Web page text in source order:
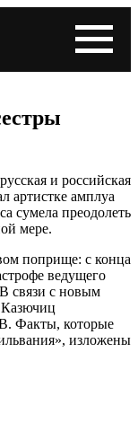
и российская
артистке амплуа
сумела преодолеть
мере.
поприще: с конца
ведущего
связи с новым
Факты, которые
изложены